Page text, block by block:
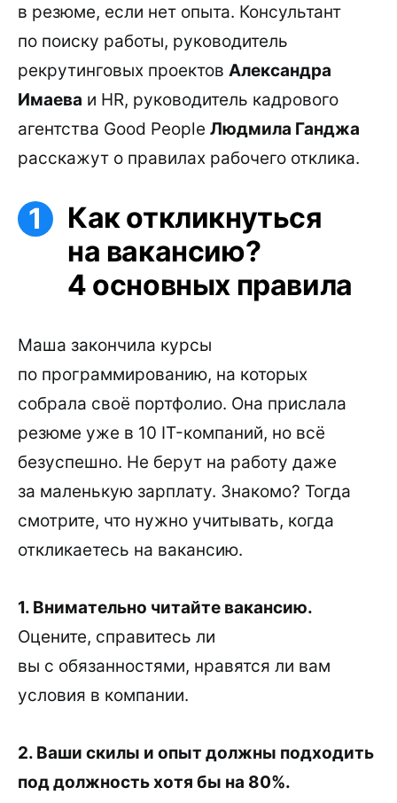
в резюме, если нет опыта. Консультант
по поиску работы, руководитель
рекрутинговых проектов Александра
Имаева и HR, руководитель кадрового
агентства Good People Людмила Ганджа
расскажут о правилах рабочего отклика.
Как откликнуться
на вакансию?
4 основных правила
Маша закончила курсы
по программированию, на которых
собрала своё портфолио. Она прислала
резюме уже в 10 IT-компаний, но всё
безуспешно. Не берут на работу даже
за маленькую зарплату. Знакомо? Тогда
смотрите, что нужно учитывать, когда
откликаетесь на вакансию.
1. Внимательно читайте вакансию.
Оцените, справитесь ли
вы с обязанностями, нравятся ли вам
условия в компании.
2. Ваши скилы и опыт должны подходить
под должность хотя бы на 80%.